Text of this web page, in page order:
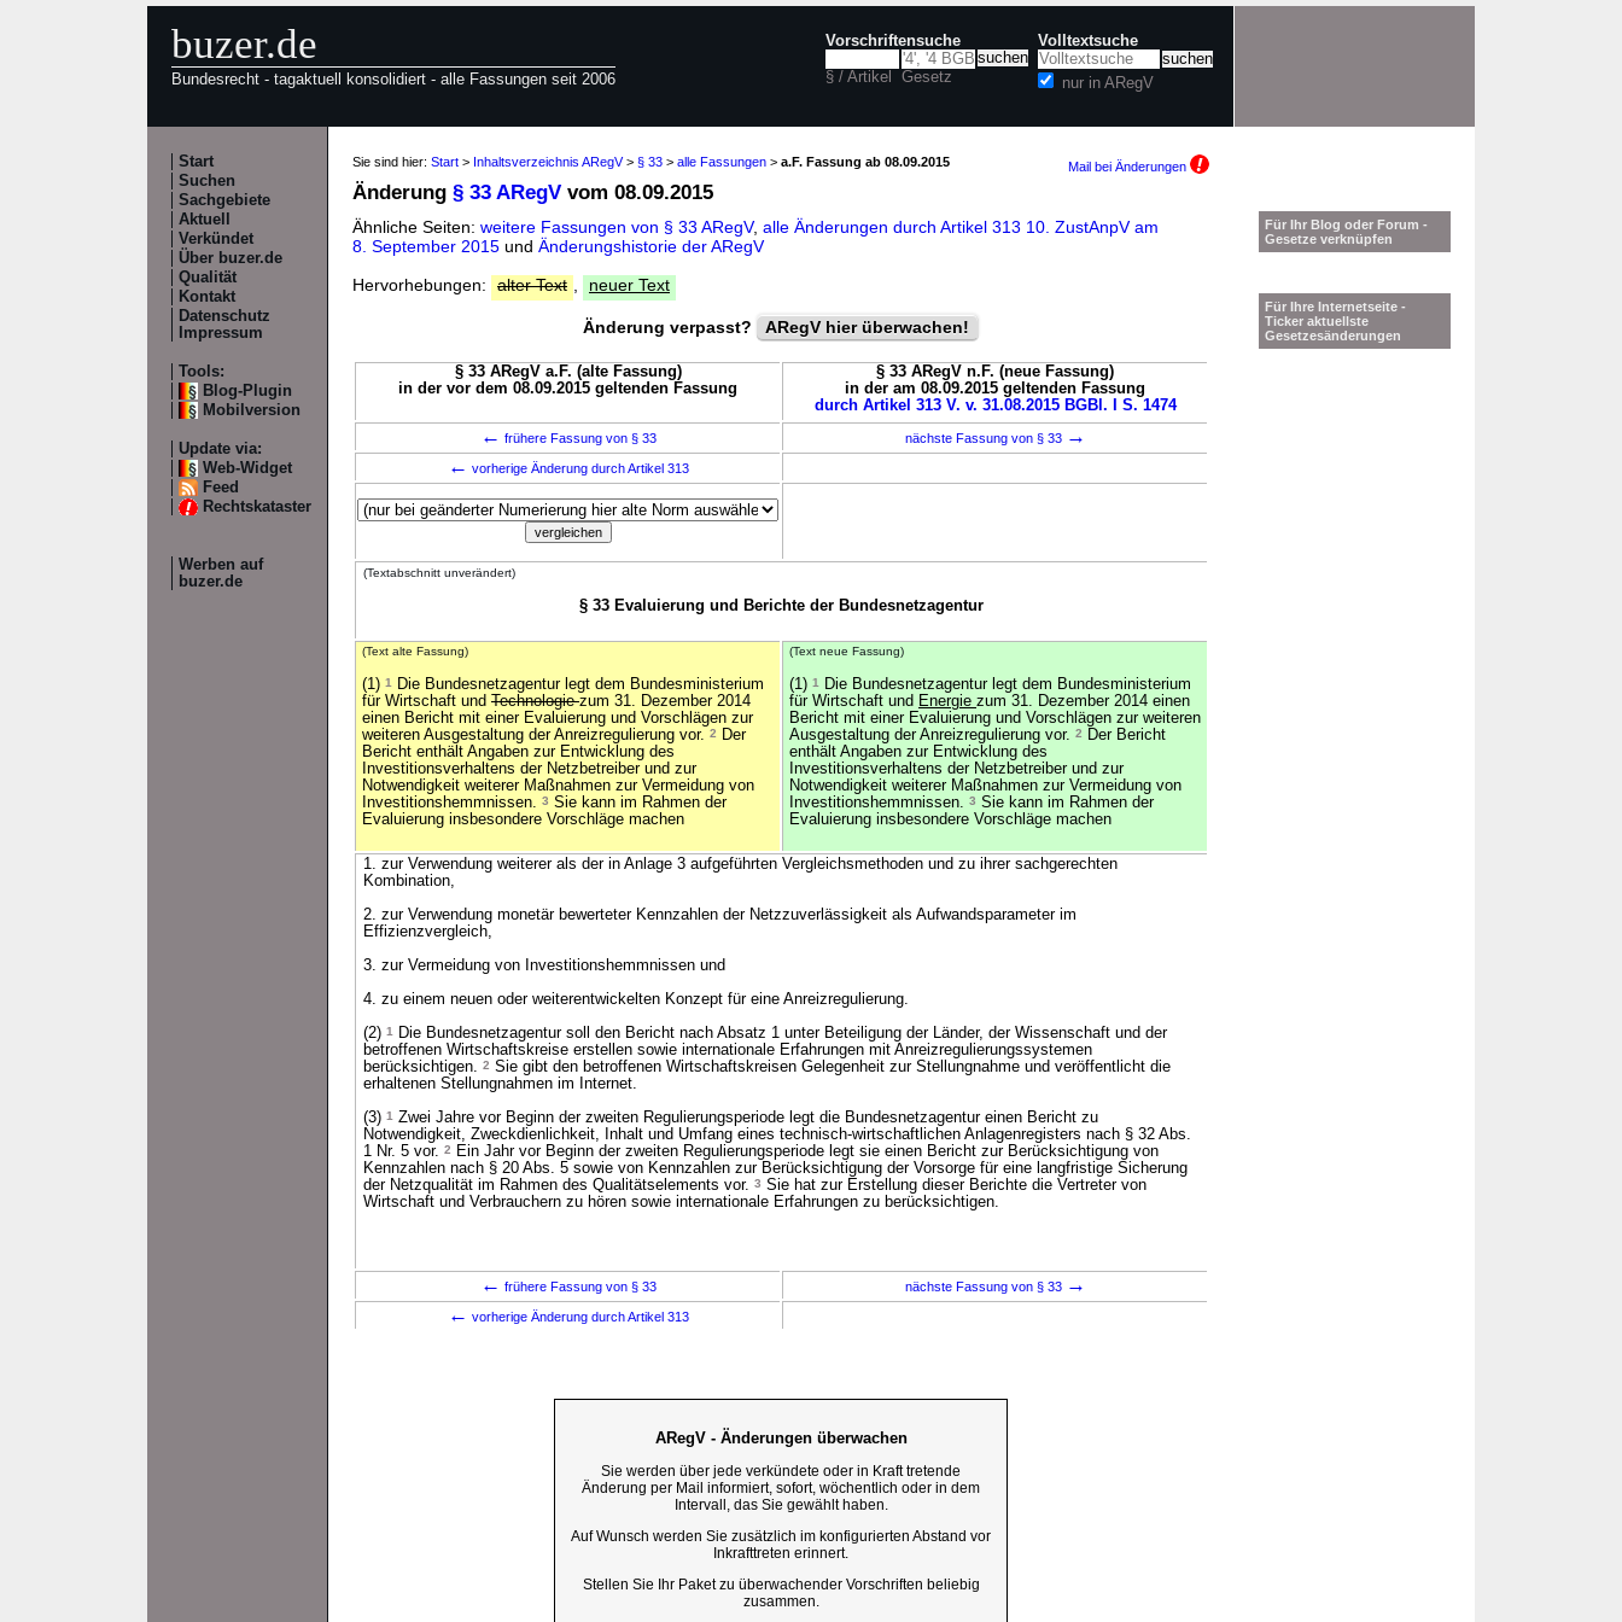
buzer.de
Bundesrecht - tagaktuell konsolidiert - alle Fassungen seit 2006
Vorschriftensuche
§ / Artikel Gesetz
Volltextsuche
nur in ARegV
Start
Suchen
Sachgebiete
Aktuell
Verkündet
Über buzer.de
Qualität
Kontakt
Datenschutz
Impressum
Tools:
Blog-Plugin
Mobilversion
Update via:
Web-Widget
Feed
Rechtskataster
Werben auf
buzer.de
Sie sind hier: Start > Inhaltsverzeichnis ARegV> § 33 > alle Fassungen > a.F. Fassung ab 08.09.2015 Mail bei Änderungen
Änderung § 33 ARegV vom 08.09.2015
Ähnliche Seiten: weitere Fassungen von § 33 ARegV, alle Änderungen durch Artikel 313 10. ZustAnpV am
8. September 2015 und Änderungshistorie der ARegV
Hervorhebungen:
alter Text neuer Text
Änderung verpasst? ARegV hier überwachen!
§ 33 ARegV a.F. (alte Fassung)
in der vor dem 08.09.2015 geltenden Fassung
§ 33 ARegV n.F. (neue Fassung)
in der am 08.09.2015 geltenden Fassung
durch Artikel 313 V. v. 31.08.2015 BGBl. I S. 1474
← frühere Fassung von § 33 nächste Fassung von § 33 →
← vorherige Änderung durch Artikel 313
(Textabschnitt unverändert)
§ 33 Evaluierung und Berichte der Bundesnetzagentur
(Text alte Fassung)
(1) 1
Die Bundesnetzagentur legt dem Bundesministerium
für Wirtschaft und Technologiezum 31. Dezember 2014
einen Bericht mit einer Evaluierung und Vorschlägen zur
weiteren Ausgestaltung der Anreizregulierung vor. 2
Der
Bericht enthält Angaben zur Entwicklung des
Investitionsverhaltens der Netzbetreiber und zur
Notwendigkeit weiterer Maßnahmen zur Vermeidung von
Investitionshemmnissen. 3 Sie kann im Rahmen der
Evaluierung insbesondere Vorschläge machen
(Text neue Fassung)
(1) 1
Die Bundesnetzagentur legt dem Bundesministerium
für Wirtschaft und Energie zum 31. Dezember 2014 einen
Bericht mit einer Evaluierung und Vorschlägen zur weiteren
Ausgestaltung der Anreizregulierung vor. 2
Der Bericht
enthält Angaben zur Entwicklung des
Investitionsverhaltens der Netzbetreiber und zur
Notwendigkeit weiterer Maßnahmen zur Vermeidung von
Investitionshemmnissen. 3 Sie kann im Rahmen der
Evaluierung insbesondere Vorschläge machen
1. zur Verwendung weiterer als der in Anlage 3 aufgeführten Vergleichsmethoden und zu ihrer sachgerechten
Kombination,
2. zur Verwendung monetär bewerteter Kennzahlen der Netzzuverlässigkeit als Aufwandsparameter im
Effizienzvergleich,
3. zur Vermeidung von Investitionshemmnissen und
4. zu einem neuen oder weiterentwickelten Konzept für eine Anreizregulierung.
(2) 1
Die Bundesnetzagentur soll den Bericht nach Absatz 1 unter Beteiligung der Länder, der Wissenschaft und der
betroffenen Wirtschaftskreise erstellen sowie internationale Erfahrungen mit Anreizregulierungssystemen
berücksichtigen. 2 Sie gibt den betroffenen Wirtschaftskreisen Gelegenheit zur Stellungnahme und veröffentlicht die
erhaltenen Stellungnahmen im Internet.
(3) 1 Zwei Jahre vor Beginn der zweiten Regulierungsperiode legt die Bundesnetzagentur einen Bericht zu
Notwendigkeit, Zweckdienlichkeit, Inhalt und Umfang eines technisch-wirtschaftlichen Anlagenregisters nach § 32 Abs.
1 Nr. 5 vor. 2
Ein Jahr vor Beginn der zweiten Regulierungsperiode legt sie einen Bericht zur Berücksichtigung von
Kennzahlen nach § 20 Abs. 5 sowie von Kennzahlen zur Berücksichtigung der Vorsorge für eine langfristige Sicherung
der Netzqualität im Rahmen des Qualitätselements vor. 3 Sie hat zur Erstellung dieser Berichte die Vertreter von
Wirtschaft und Verbrauchern zu hören sowie internationale Erfahrungen zu berücksichtigen.
← frühere Fassung von § 33 nächste Fassung von § 33 →
← vorherige Änderung durch Artikel 313
ARegV - Änderungen überwachen
Sie werden über jede verkündete oder in Kraft tretende
Änderung per Mail informiert, sofort, wöchentlich oder in dem
Intervall, das Sie gewählt haben.
Auf Wunsch werden Sie zusätzlich im konfigurierten Abstand vor
Inkrafttreten erinnert.
Stellen Sie Ihr Paket zu überwachender Vorschriften beliebig
zusammen.
Für Ihr Blog oder Forum -
Gesetze verknüpfen
Für Ihre Internetseite -
Ticker aktuellste
Gesetzesänderungen